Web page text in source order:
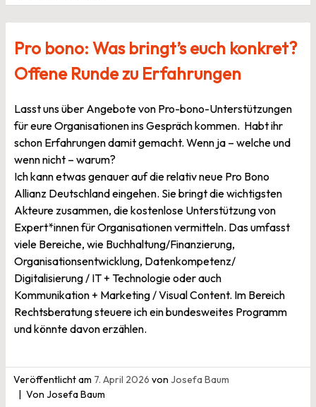
Pro bono: Was bringt’s euch konkret?
Offene Runde zu Erfahrungen
Lasst uns über Angebote von Pro-bono-Unterstützungen
für eure Organisationen ins Gespräch kommen. Habt ihr
schon Erfahrungen damit gemacht. Wenn ja – welche und
wenn nicht – warum?
Ich kann etwas genauer auf die relativ neue Pro Bono
Allianz Deutschland eingehen. Sie bringt die wichtigsten
Akteure zusammen, die kostenlose Unterstützung von
Expert*innen für Organisationen vermitteln. Das umfasst
viele Bereiche, wie Buchhaltung/Finanzierung,
Organisationsentwicklung, Datenkompetenz/
Digitalisierung / IT + Technologie oder auch
Kommunikation + Marketing / Visual Content. Im Bereich
Rechtsberatung steuere ich ein bundesweites Programm
und könnte davon erzählen.
Veröffentlicht am 7. April 2026 von Josefa Baum
Von Josefa Baum